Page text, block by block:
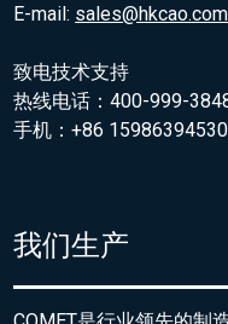
E-mail: sales@hkcao.com
致电技术支持
热线电话：400-999-
手机：+86 15986394530
我们生产